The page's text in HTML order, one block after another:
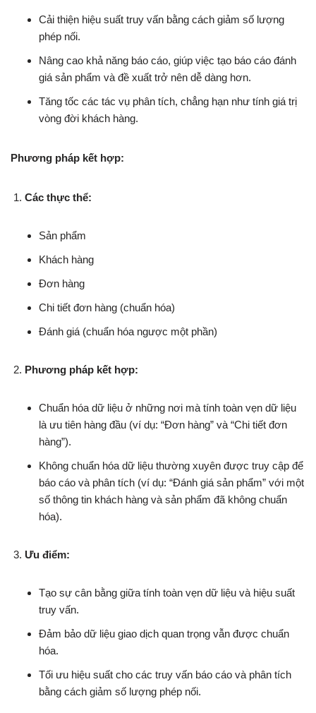
Cải thiện hiệu suất truy vấn bằng cách giảm số lượng
phép nối.
Nâng cao khả năng báo cáo, giúp việc tạo báo cáo đánh
giá sản phẩm và đề xuất trở nên dễ dàng hơn.
Tăng tốc các tác vụ phân tích, chẳng hạn như tính giá trị
vòng đời khách hàng.
Phương pháp kết hợp:
Các thực thể:
Sản phẩm
Khách hàng
Đơn hàng
Chi tiết đơn hàng (chuẩn hóa)
Đánh giá (chuẩn hóa ngược một phần)
Phương pháp kết hợp:
Chuẩn hóa dữ liệu ở những nơi mà tính toàn vẹn dữ liệu
là ưu tiên hàng đầu (ví dụ: “Đơn hàng” và “Chi tiết đơn
hàng”).
Không chuẩn hóa dữ liệu thường xuyên được truy cập để
báo cáo và phân tích (ví dụ: “Đánh giá sản phẩm” với một
số thông tin khách hàng và sản phẩm đã không chuẩn
hóa).
Ưu điểm:
Tạo sự cân bằng giữa tính toàn vẹn dữ liệu và hiệu suất
truy vấn.
Đảm bảo dữ liệu giao dịch quan trọng vẫn được chuẩn
hóa.
Tối ưu hiệu suất cho các truy vấn báo cáo và phân tích
bằng cách giảm số lượng phép nối.